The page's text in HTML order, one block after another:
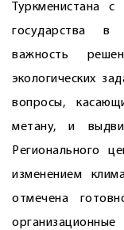
Туркменистана
государства в
важность
экологических
вопросы,
метану, и
Регионального
изменением
отмечена